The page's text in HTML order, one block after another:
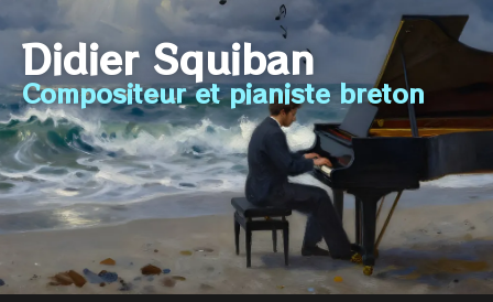
Didier Squiban
Compositeur et pianiste breton